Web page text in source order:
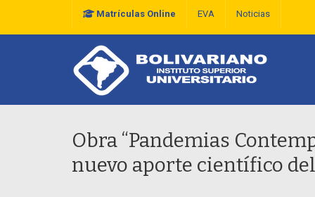
Matrículas Online EVA Noticias
Obra “Pandemias
nuevo aporte científico